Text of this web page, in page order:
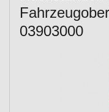
03903000